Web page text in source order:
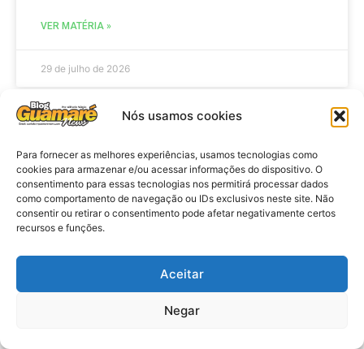
Nós usamos cookies
Para fornecer as melhores experiências, usamos tecnologias como
cookies para armazenar e/ou acessar informações do dispositivo. O
consentimento para essas tecnologias nos permitirá processar dados
como comportamento de navegação ou IDs exclusivos neste site. Não
consentir ou retirar o consentimento pode afetar negativamente certos
recursos e funções.
Aceitar
Negar
VER MATÉRIA »
29 de julho de 2026